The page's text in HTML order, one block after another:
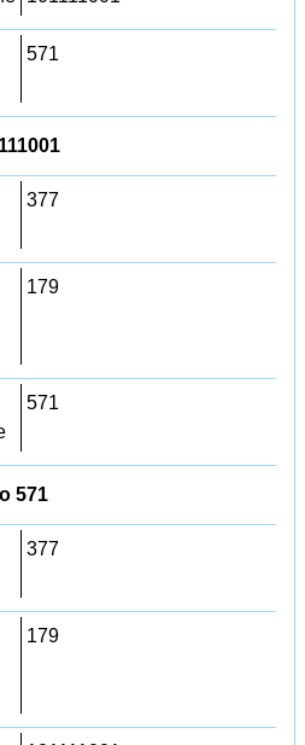
571
377
179
571
571
377
179